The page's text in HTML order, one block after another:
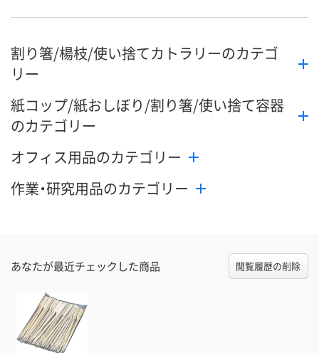
割り箸/楊枝/使い捨てカトラリーのカテゴ
リー
紙コップ/紙おしぼり/割り箸/使い捨て容器
のカテゴリー
オフィス用品のカテゴリー
作業・研究用品のカテゴリー
あなたが最近チェックした商品 閲覧履歴の削除